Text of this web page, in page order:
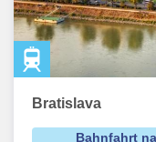
Bratislava
Bahnfahrt